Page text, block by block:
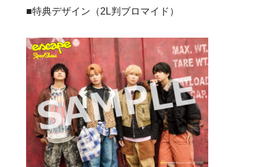
■特典デザイン（2L判ブロマイド）